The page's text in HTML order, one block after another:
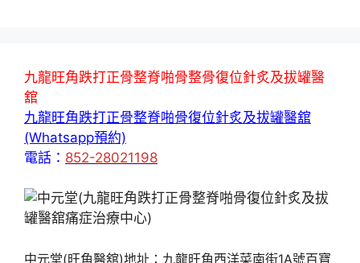
九龍旺角跌打正骨整脊啪骨整骨復位針炙及拔罐醫
舘
九龍旺角跌打正骨整脊啪骨復位針炙及拔罐醫舘
(Whatsapp預約)
電話： 852-28021198
中元堂(旺角醫舘)地址：九龍旺角西洋菜南街1A號百寶